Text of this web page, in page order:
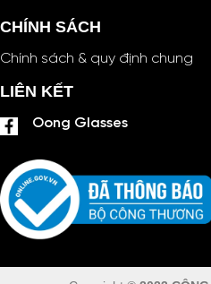
CHÍNH SÁCH
Chính sách & quy định chung
LIÊN KẾT
Oong Glasses